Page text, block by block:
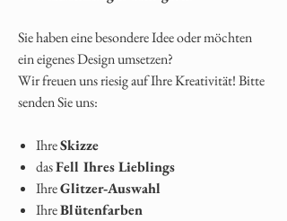
Sie haben eine besondere Idee oder möchten
ein eigenes Design umsetzen?
Wir freuen uns riesig auf Ihre Kreativität! Bitte
senden Sie uns:
IhreSkizze
dasFell Ihres Lieblings
IhreGlitzer‑Auswahl
IhreBlütenfarben